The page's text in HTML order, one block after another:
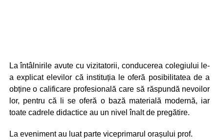
La întâlnirile avute cu vizitatorii, conducerea colegiului le-
a explicat elevilor că instituția le oferă posibilitatea de a
obține o calificare profesională care să răspundă nevoilor
lor, pentru că li se oferă o bază materială modernă, iar
toate cadrele didactice au un nivel înalt de pregătire.
La eveniment au luat parte viceprimarul orașului prof.